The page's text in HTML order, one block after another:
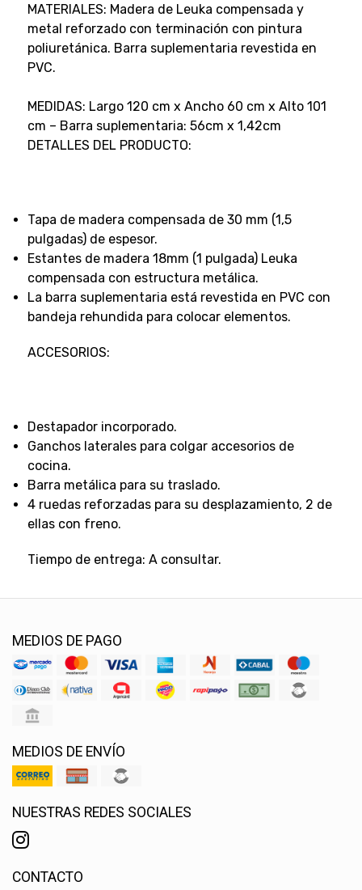
MATERIALES: Madera de Leuka compensada y
metal reforzado con terminación con pintura
poliuretánica. Barra suplementaria revestida en
PVC.
MEDIDAS: Largo 120 cm x Ancho 60 cm x Alto 101
cm – Barra suplementaria: 56cm x 1,42cm
DETALLES DEL PRODUCTO:
Tapa de madera compensada de 30 mm (1,5
pulgadas) de espesor.
Estantes de madera 18mm (1 pulgada) Leuka
compensada con estructura metálica.
La barra suplementaria está revestida en PVC con
bandeja rehundida para colocar elementos.
ACCESORIOS:
Destapador incorporado.
Ganchos laterales para colgar accesorios de
cocina.
Barra metálica para su traslado.
4 ruedas reforzadas para su desplazamiento, 2 de
ellas con freno.
Tiempo de entrega: A consultar.
MEDIOS DE PAGO
MEDIOS DE ENVÍO
NUESTRAS REDES SOCIALES
CONTACTO